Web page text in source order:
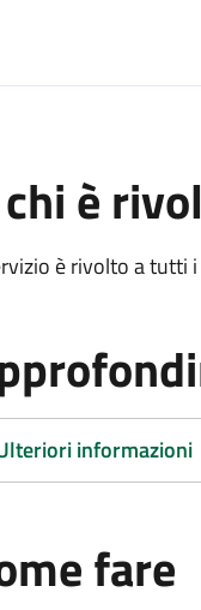
è
è rivolto a tutti
informazioni
fare